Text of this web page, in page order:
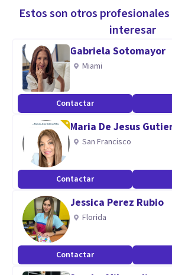
Te acompaño a cuestionarte, a
esos lugares donde no nos animamos a
empatia y desde un lugar alojador
se encuentra a salvo.
Estos son otros
interesar
Gabriela Sotomayor
Miami
Contactar
Maria De Jesus
San Francisco
Contactar
Jessica Perez Rubio
Florida
Contactar